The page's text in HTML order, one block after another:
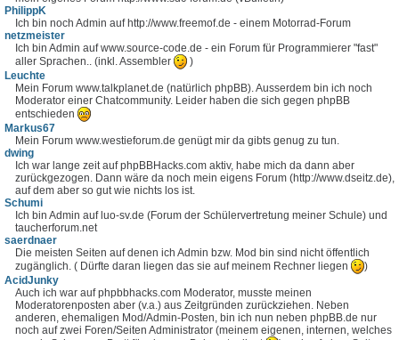
PhilippK
Ich bin noch Admin auf http://www.freemof.de - einem Motorrad-Forum
netzmeister
Ich bin Admin auf www.source-code.de - ein Forum für Programmierer "fast"
aller Sprachen.. (inkl. Assembler
)
Leuchte
Mein Forum www.talkplanet.de (natürlich phpBB). Ausserdem bin ich noch
Moderator einer Chatcommunity. Leider haben die sich gegen phpBB
entschieden
Markus67
Mein Forum www.westieforum.de genügt mir da gibts genug zu tun.
dwing
Ich war lange zeit auf phpBBHacks.com aktiv, habe mich da dann aber
zurückgezogen. Dann wäre da noch mein eigens Forum (http://www.dseitz.de),
auf dem aber so gut wie nichts los ist.
Schumi
Ich bin Admin auf luo-sv.de (Forum der Schülervertretung meiner Schule) und
taucherforum.net
saerdnaer
Die meisten Seiten auf denen ich Admin bzw. Mod bin sind nicht öffentlich
zugänglich. ( Dürfte daran liegen das sie auf meinem Rechner liegen
)
AcidJunky
Auch ich war auf phpbbhacks.com Moderator, musste meinen
Moderatorenposten aber (v.a.) aus Zeitgründen zurückziehen. Neben
anderen, ehemaligen Mod/Admin-Posten, bin ich nun neben phpBB.de nur
noch auf zwei Foren/Seiten Administrator (meinem eigenen, internen, welches